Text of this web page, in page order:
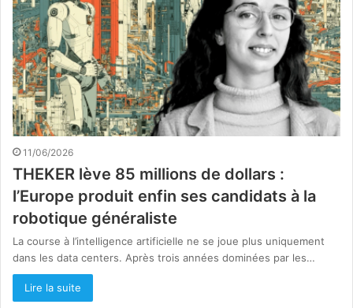
11/06/2026
THEKER lève 85 millions de dollars :
l’Europe produit enfin ses candidats à la
robotique généraliste
La course à l’intelligence artificielle ne se joue plus uniquement
dans les data centers. Après trois années dominées par les…
Lire la suite